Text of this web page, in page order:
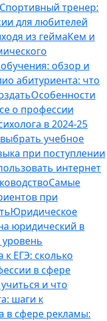
Спортивный тренер:
для любителей
из геймаКем и
обзор и
абитуриента: что
Особенности
о профессии
в 2024-25
учебное
при поступлении
интернет
Самые
при
Юридическое
юридический в
к ЕГЭ: сколько
в сфере
и что
шаги к
в сфере рекламы: